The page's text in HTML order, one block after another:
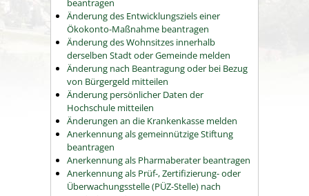
beantragen
Änderung des Entwicklungsziels einer
Ökokonto-Maßnahme beantragen
Änderung des Wohnsitzes innerhalb
derselben Stadt oder Gemeinde melden
Änderung nach Beantragung oder bei Bezug
von Bürgergeld mitteilen
Änderung persönlicher Daten der
Hochschule mitteilen
Änderungen an die Krankenkasse melden
Anerkennung als gemeinnützige Stiftung
beantragen
Anerkennung als Pharmaberater beantragen
Anerkennung als Prüf-, Zertifizierung- oder
Überwachungsstelle (PÜZ-Stelle) nach